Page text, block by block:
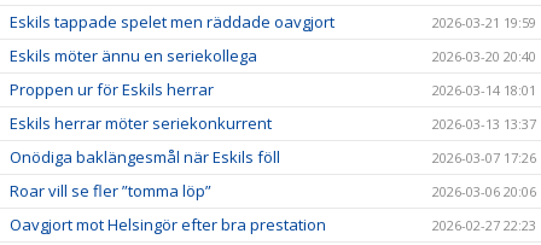
Eskils tappade spelet men räddade oavgjort 2026-03-21 19:59
Eskils möter ännu en seriekollega 2026-03-20 20:40
Proppen ur för Eskils herrar 2026-03-14 18:01
Eskils herrar möter seriekonkurrent 2026-03-13 13:37
Onödiga baklängesmål när Eskils föll 2026-03-07 17:26
Roar vill se fler ”tomma löp” 2026-03-06 20:06
Oavgjort mot Helsingör efter bra prestation 2026-02-27 22:23